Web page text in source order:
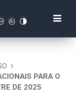
PARA O
DE 2025